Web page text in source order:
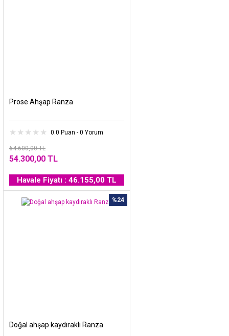
Prose Ahşap Ranza
0.0 Puan - 0 Yorum
64.600,00 TL
54.300,00 TL
Havale Fiyatı : 46.155,00 TL
%24
Doğal ahşap kaydıraklı Ranza